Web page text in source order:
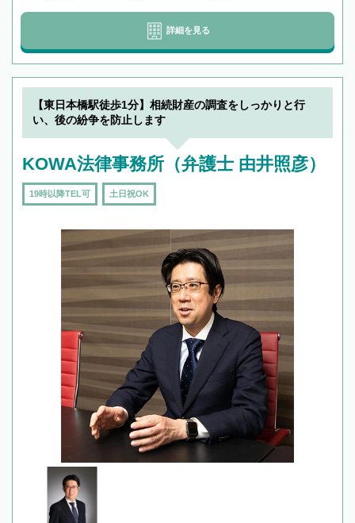
詳細を見る
【東日本橋駅徒歩1分】相続財産の調査をしっかりと行
い、後の紛争を防止します
KOWA法律事務所（弁護士 由井照彦）
19時以降TEL可 土日祝OK